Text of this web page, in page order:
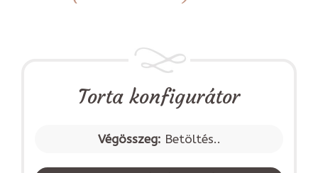
Torta konfigurátor
Végösszeg: Betöltés..